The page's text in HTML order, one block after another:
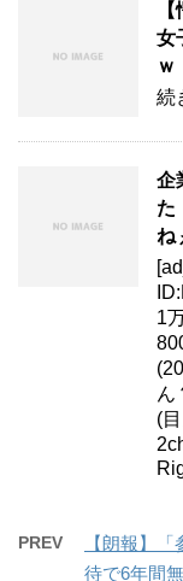
女
ｗ
続
企
た
ね
1
ん
(
PREV
【朗報】
待で6年間